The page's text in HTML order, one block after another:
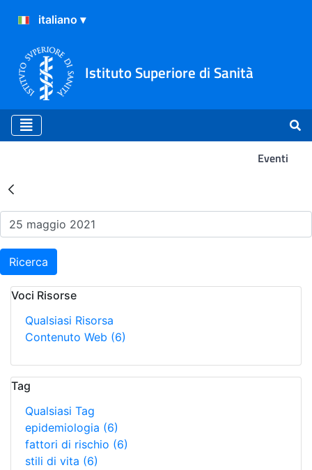
Istituto Superiore di Sanità
Eventi
Risultati della Ricerca -
Ricerca
Voci Risorse
Qualsiasi Risorsa
Contenuto Web (6)
Tag
Qualsiasi Tag
epidemiologia (6)
fattori di rischio (6)
stili di vita (6)